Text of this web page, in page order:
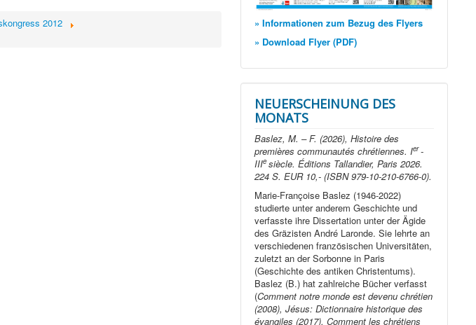
2012
» Informationen zum Bezug des Flyers
» Download Flyer (PDF)
NEUERSCHEINUNG DES
MONATS
Baslez, M. – F. (2026), Histoire des
premières communautés chrétiennes. Ier-
IIIe siècle. Éditions Tallandier, Paris 2026.
224 S. EUR 10,- (ISBN 979-10-210-6766-0).
Marie-Françoise Baslez (1946-2022)
studierte unter anderem Geschichte und
verfasste ihre Dissertation unter der Ägide
des Gräzisten André Laronde. Sie lehrte an
verschiedenen französischen Universitäten,
zuletzt an der Sorbonne in Paris
(Geschichte des antiken Christentums).
Baslez (B.) hat zahlreiche Bücher verfasst
(Comment notre monde est devenu chrétien
(2008), Jésus: Dictionnaire historique des
évangiles (2017), Comment les chrétiens